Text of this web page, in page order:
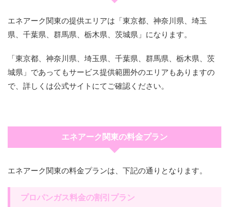
エネアーク関東の提供エリアは「東京都、神奈川県、埼玉
県、千葉県、群馬県、栃木県、茨城県」になります。
「東京都、神奈川県、埼玉県、千葉県、群馬県、栃木県、茨
城県」であってもサービス提供範囲外のエリアもありますの
で、詳しくは公式サイトにてご確認ください。
エネアーク関東の料金プラン
エネアーク関東の料金プランは、下記の通りとなります。
プロパンガス料金の割引プラン